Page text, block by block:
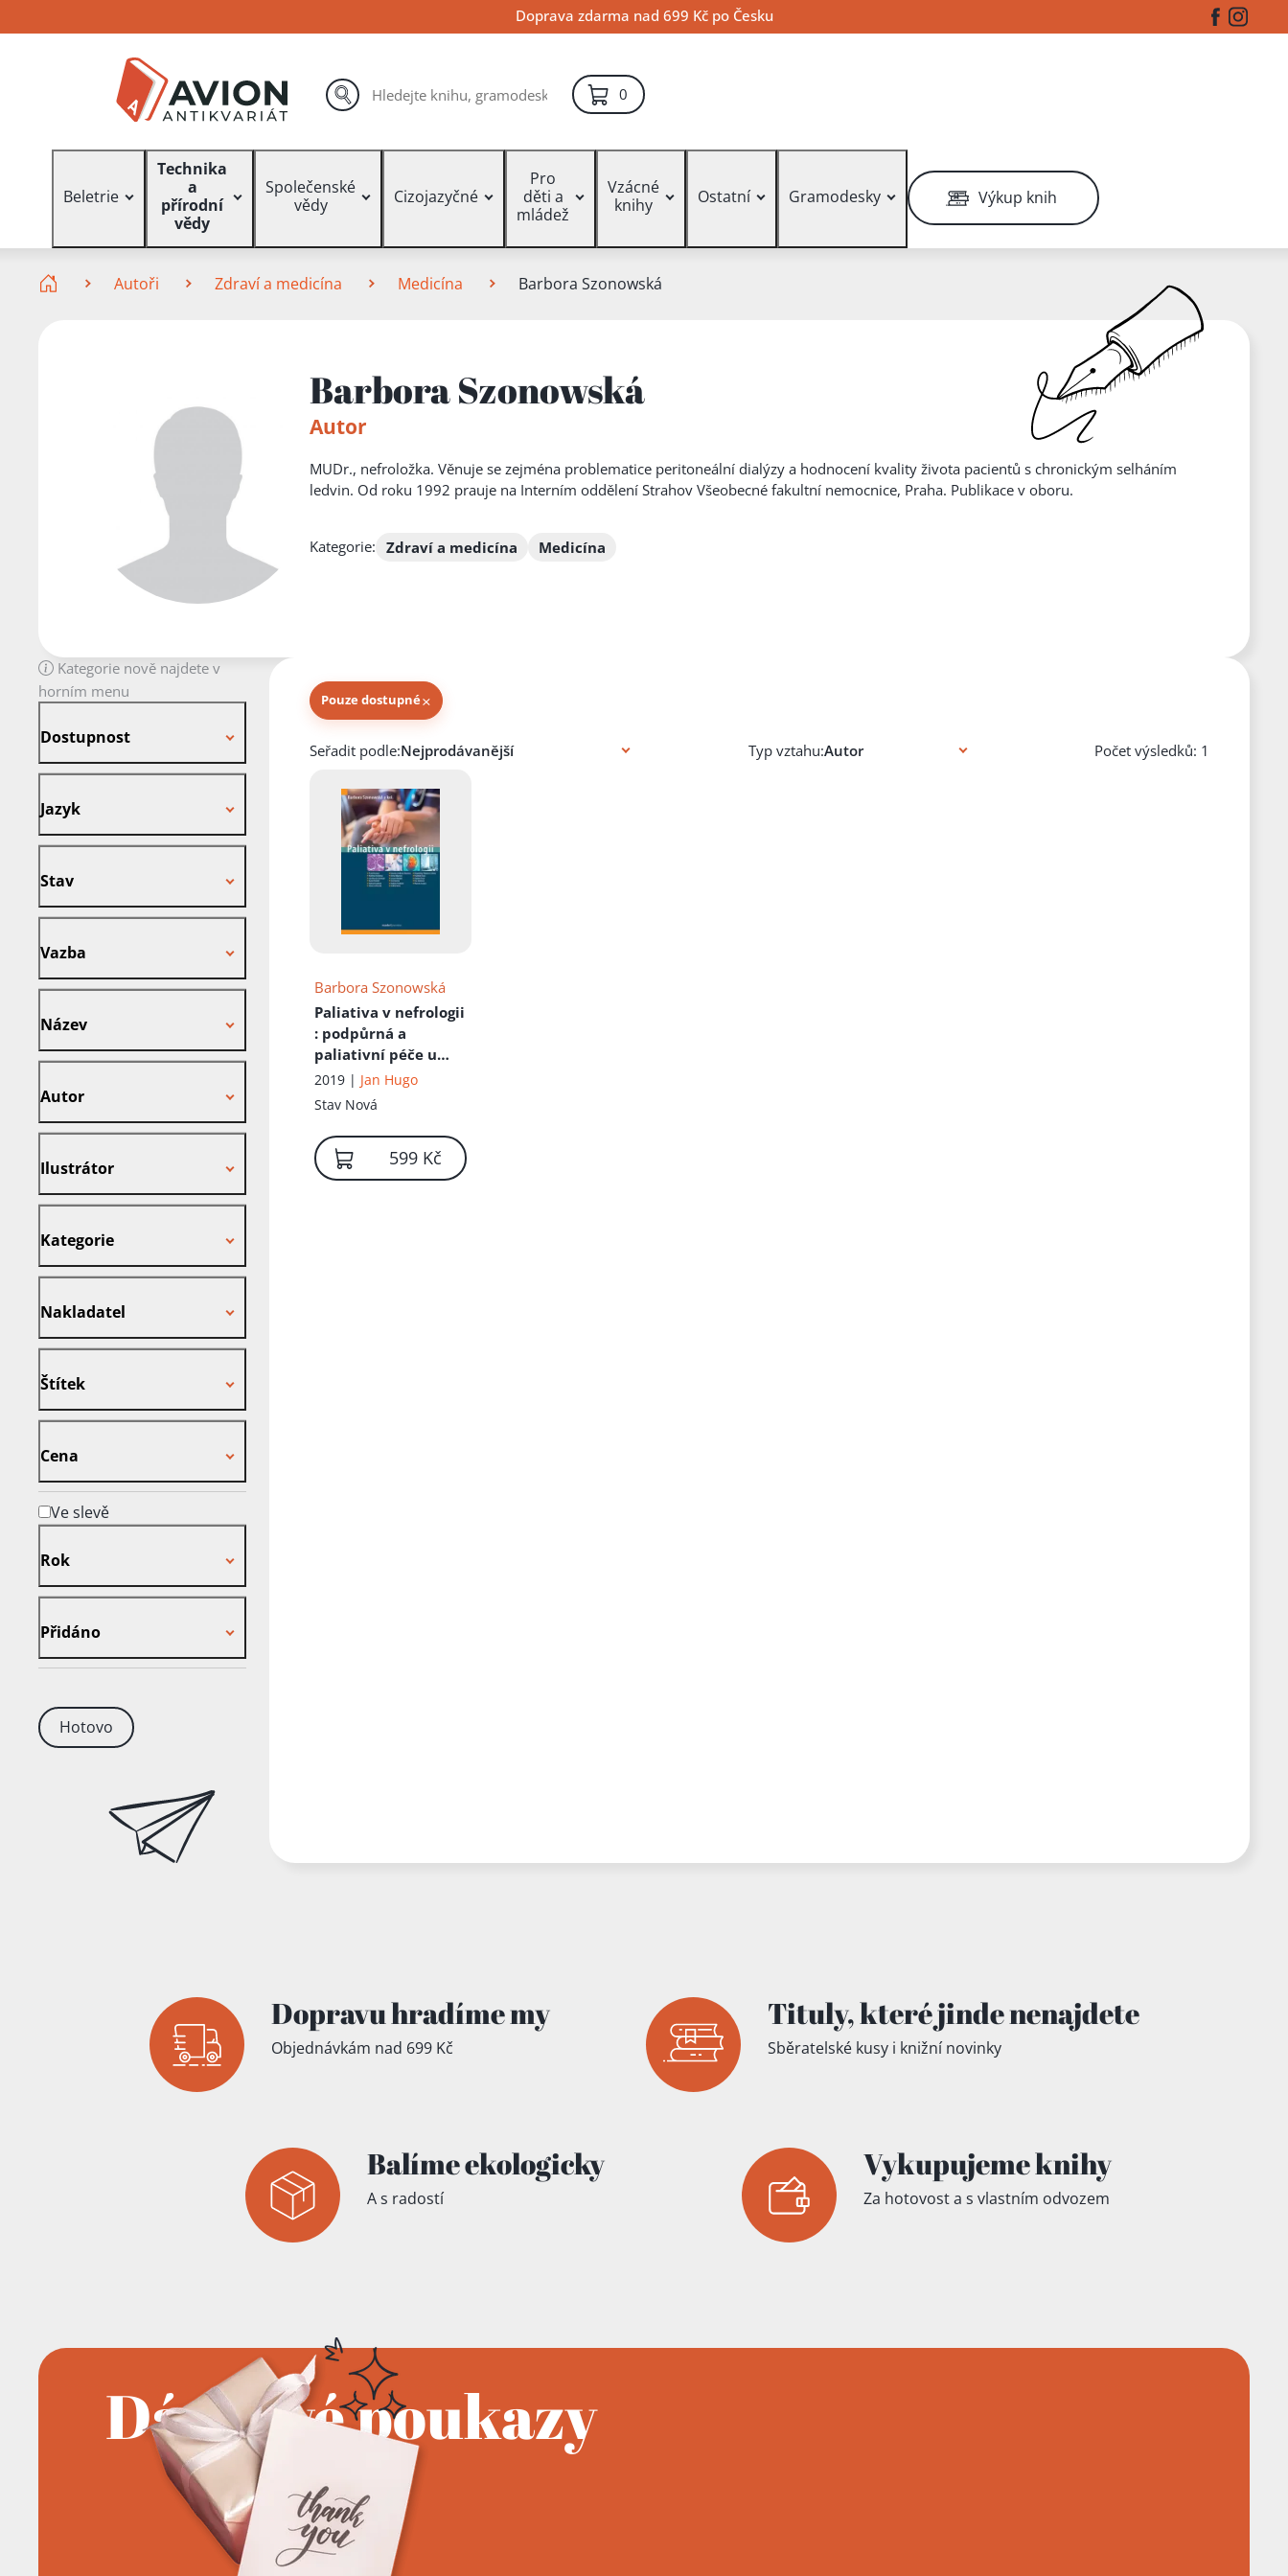
na
na
na
Doprava zdarma nad 699 Kč po Česku Facebook
Vyhledávání hledat
0položek – košík
Beletrie
Technika
a
přírodní
vědy
Společenské
vědy
Cizojazyčné
Pro
děti a
mládež
Vzácné
knihy
Ostatní Gramodesky Výkup knih
Autoři Zdraví a medicína Medicína Barbora Szonowská
Barbora Szonowská
Autor
MUDr., nefroložka. Věnuje se zejména problematice peritoneální dialýzy a hodnocení kvality života pacientů s chronickým selháním
ledvin. Od roku 1992 prauje na Interním oddělení Strahov Všeobecné fakultní nemocnice, Praha. Publikace v oboru.
Kategorie: Zdraví a medicína Medicína
Kategorie nově najdete v
horním menu
Dostupnost
Jazyk
Stav
Vazba
Název
Autor
Ilustrátor
Kategorie
Nakladatel
Štítek
Cena
Ve slevě
Rok
Přidáno
Hotovo
Pouze dostupné×
Knihy autora
Seřadit podle: Typ vztahu: Počet výsledků: 1
Barbora Szonowská
Paliativa v nefrologii
: podpůrná a
paliativní péče u
pacientů s
onemocněním
2019 | Jan Hugo
Stav Nová
599 Kč
Dopravu hradíme my
Objednávkám nad 699 Kč
Tituly,které jindenenajdete
Sběratelské kusy i knižní novinky
Balíme ekologicky
A s radostí
Vykupujeme knihy
Za hotovost a s vlastním odvozem
Dárkové poukazy
Přidáno do košíku!